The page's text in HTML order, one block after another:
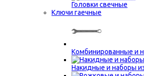
Головки свечные
Ключи гаечные
Комбинированные и
Накидные и наборы